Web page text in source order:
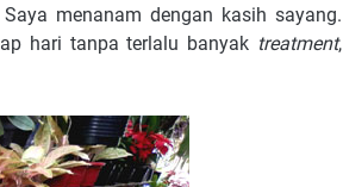
menanam dengan kasih sayang.
hari tanpa terlalu banyak treatment,